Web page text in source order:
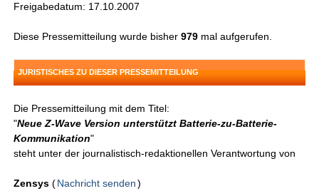
Freigabedatum: 17.10.2007
Diese Pressemitteilung wurde bisher979 mal aufgerufen.
JURISTISCHES ZU DIESER PRESSEMITTEILUNG
Die Pressemitteilung mit dem Titel:
"Neue Z-Wave Version unterstützt Batterie-zu-Batterie-
Kommunikation"
steht unter der journalistisch-redaktionellen Verantwortung von
Zensys (Nachricht senden )